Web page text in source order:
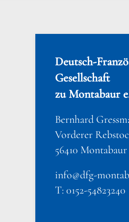
Deutsch-
Gesellschaft
zu Montabaur
Bernhard
Vorderer
56410 Montabaur
info@dfg-
T: 0152-54823240